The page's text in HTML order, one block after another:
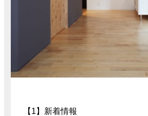
【1】新着情報